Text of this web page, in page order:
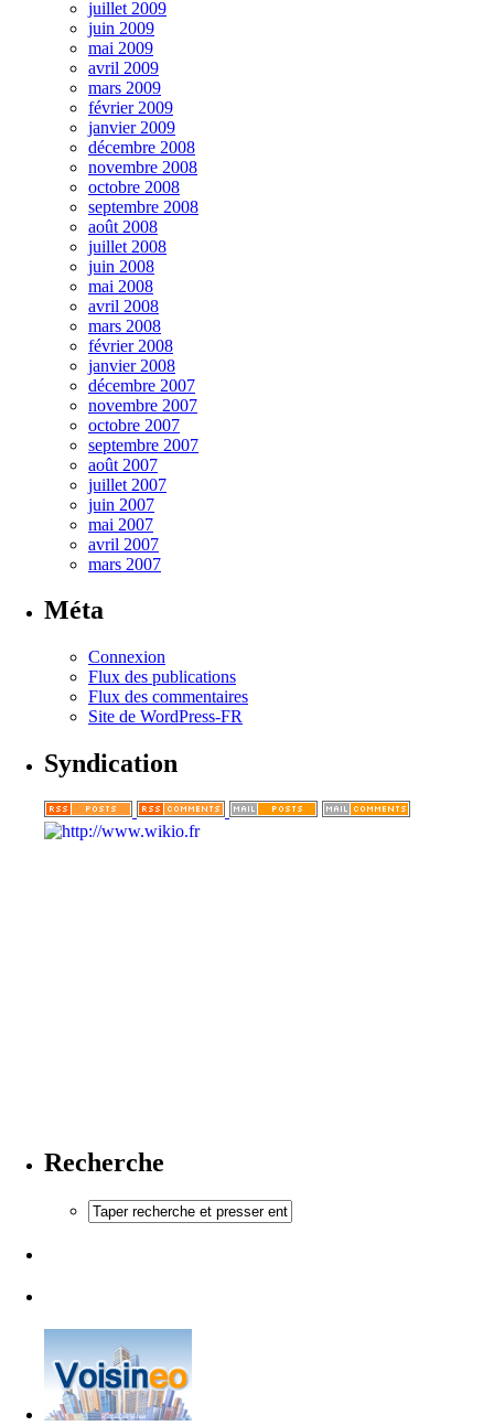
juillet 2009
juin 2009
mai 2009
avril 2009
mars 2009
février 2009
janvier 2009
décembre 2008
novembre 2008
octobre 2008
septembre 2008
août 2008
juillet 2008
juin 2008
mai 2008
avril 2008
mars 2008
février 2008
janvier 2008
décembre 2007
novembre 2007
octobre 2007
septembre 2007
août 2007
juillet 2007
juin 2007
mai 2007
avril 2007
mars 2007
Méta
Connexion
Flux des publications
Flux des commentaires
Site de WordPress-FR
Syndication
Recherche